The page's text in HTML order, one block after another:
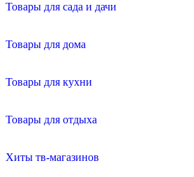
Товары для сада и дачи
Товары для дома
Товары для кухни
Товары для отдыха
Хиты тв-магазинов